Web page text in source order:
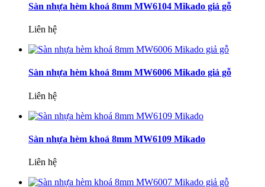
Sàn nhựa hèm khoá 8mm MW6104 Mikado giả gỗ
Liên hệ
Sàn nhựa hèm khoá 8mm MW6006 Mikado giả gỗ
Liên hệ
Sàn nhựa hèm khoá 8mm MW6109 Mikado
Liên hệ